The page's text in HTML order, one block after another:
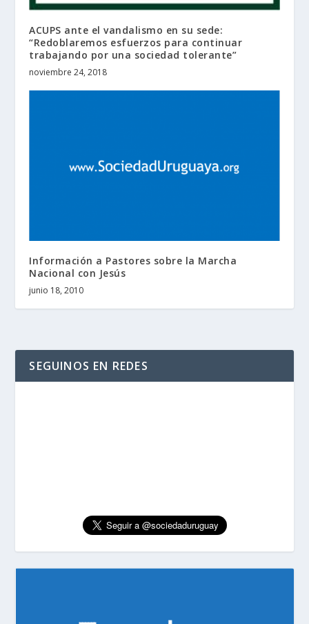
ACUPS ante el vandalismo en su sede:
“Redoblaremos esfuerzos para continuar
trabajando por una sociedad tolerante”
noviembre 24, 2018
Información a Pastores sobre la Marcha
Nacional con Jesús
junio 18, 2010
SEGUINOS EN REDES